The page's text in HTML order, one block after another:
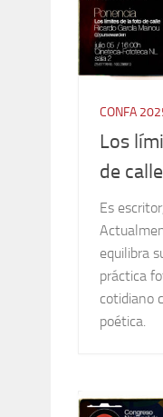
CONFA
Los
de calle
Es
equilibra
práctica
cotidiano
poética.